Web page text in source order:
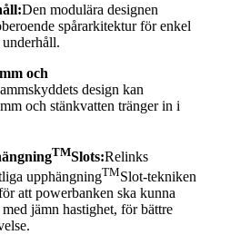
Den modulära designen
spårarkitektur för enkel
och
design kan
och stänkvatten tränger in i
TMSlots:Relinks
upphängningTMSlot-tekniken
att powerbanken ska kunna
jämn hastighet, för bättre